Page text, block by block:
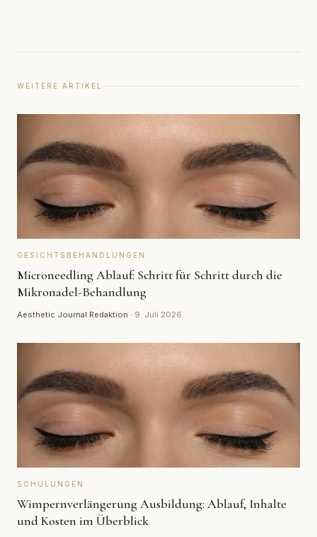
WEITERE ARTIKEL
GESICHTSBEHANDLUNGEN
Microneedling Ablauf: Schritt für Schritt durch die
Mikronadel-Behandlung
Aesthetic Journal Redaktion · 9. Juli 2026
SCHULUNGEN
Wimpernverlängerung Ausbildung: Ablauf, Inhalte
und Kosten im Überblick